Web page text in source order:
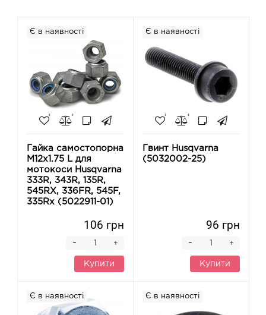
Є в наявності
Гайка самостопорна
M12x1.75 L для
мотокоси Husqvarna
333R, 343R, 135R,
545RX, 336FR, 545F,
335Rx (5022911-01)
106 грн
+
-
Купити
Є в наявності
Гвинт Husqvarna
(5032002-25)
96 грн
+
-
Купити
Є в наявності Є в наявності